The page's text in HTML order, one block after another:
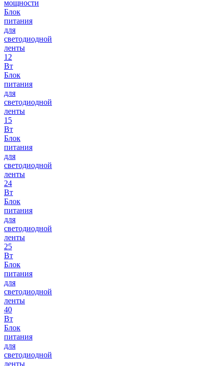
мощности
Блок
питания
для
светодиодной
ленты
12
Вт
Блок
питания
для
светодиодной
ленты
15
Вт
Блок
питания
для
светодиодной
ленты
24
Вт
Блок
питания
для
светодиодной
ленты
25
Вт
Блок
питания
для
светодиодной
ленты
40
Вт
Блок
питания
для
светодиодной
ленты